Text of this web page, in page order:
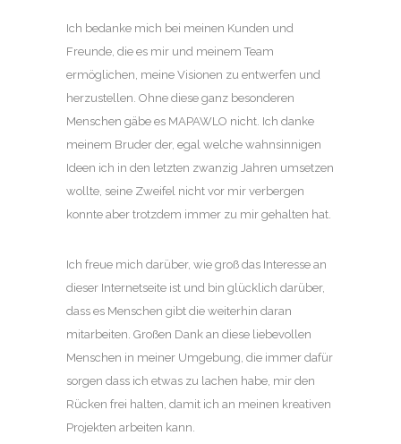
Ich bedanke mich bei meinen Kunden und
Freunde, die es mir und meinem Team
ermöglichen, meine Visionen zu entwerfen und
herzustellen. Ohne diese ganz besonderen
Menschen gäbe es MAPAWLO nicht. Ich danke
meinem Bruder der, egal welche wahnsinnigen
Ideen ich in den letzten zwanzig Jahren umsetzen
wollte, seine Zweifel nicht vor mir verbergen
konnte aber trotzdem immer zu mir gehalten hat.
Ich freue mich darüber, wie groß das Interesse an
dieser Internetseite ist und bin glücklich darüber,
dass es Menschen gibt die weiterhin daran
mitarbeiten. Großen Dank an diese liebevollen
Menschen in meiner Umgebung, die immer dafür
sorgen dass ich etwas zu lachen habe, mir den
Rücken frei halten, damit ich an meinen kreativen
Projekten arbeiten kann.